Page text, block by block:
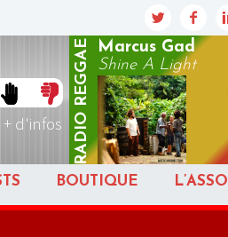
+ d'infos RADIO
REGGAE
Marcus Gad
Shine A Light
BOUTIQUE L’ASSO